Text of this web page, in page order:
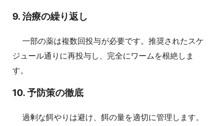
9. 治療の繰り返し
一部の薬は複数回投与が必要です。推奨されたスケ
ジュール通りに再投与し、完全にワームを根絶しま
す。
10. 予防策の徹底
過剰な餌やりは避け、餌の量を適切に管理します。